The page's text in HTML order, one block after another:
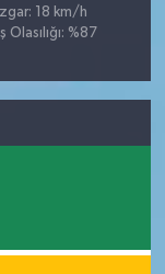
18 km/h
Olasılığı: %87